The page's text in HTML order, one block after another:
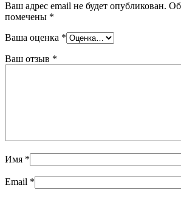
Ваш адрес email не будет опубликован.
помечены *
Ваша оценка *
Ваш отзыв *
Имя *
Email *